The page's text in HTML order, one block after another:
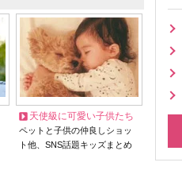
天使級に可愛い子供たち
ペットと子供の仲良しショッ
ト他、SNS話題キッズまとめ